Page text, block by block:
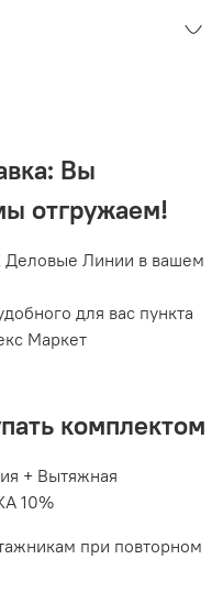
Вы
отгружаем!
Линии в вашем
для вас пункта
Маркет
комплектом
+ Вытяжная
10%
при повторном